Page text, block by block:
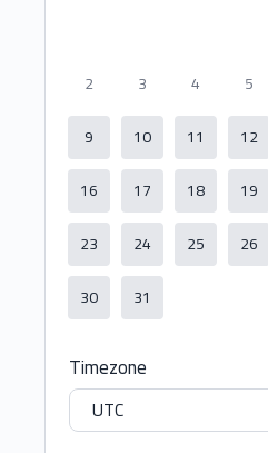
2
3 4 5
9
10 11 12
16
17 18 19
23
24 25 26
30
31
Timezone
UTC